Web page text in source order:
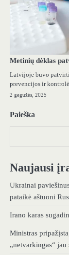
Metinių dėklas
Latvijoje buvo
prevencijos ir
2 gegužės, 2025
Paieška
Naujausi
Ukrainai
pataikė aštuoni
Irano karas
Ministras
„netvarkingas“ jau